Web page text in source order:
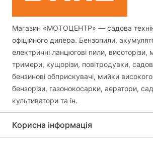
Магазин «МОТОЦЕНТР» — садова
офіційного дилера. Бензопили,
електричні ланцюгові пили, висоторізи,
тримери, кущорізи, повітродувки,
бензинові обприскувачі, мийки
бензорізи, газонокосарки, аератори,
культиватори та ін.
Корисна інформація